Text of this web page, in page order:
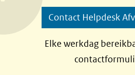
p
F
p
L
Contact Helpdesk
Elke werkdag